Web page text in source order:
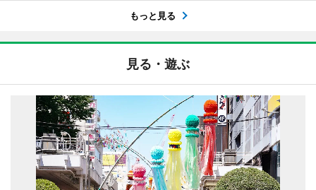
もっと見る
見る・遊ぶ